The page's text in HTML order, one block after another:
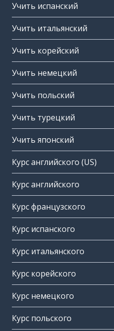
Учить испанский
Учить итальянский
Учить корейский
Учить немецкий
Учить польский
Учить турецкий
Учить японский
Курс английского (US)
Курс английского
Курс французского
Курс испанского
Курс итальянского
Курс корейского
Курс немецкого
Курс польского